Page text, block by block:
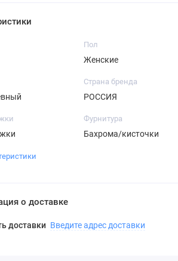
Пол
Женские
Страна бренда
РОССИЯ
Фурнитура
Бахрома/кисточки
о доставке
доставки Введите адрес доставки